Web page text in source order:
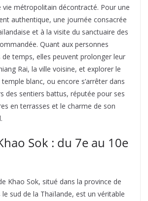
vie métropolitain décontracté. Pour une
authentique, une journée consacrée
et à la visite du sanctuaire des
Quant aux personnes
de temps, elles peuvent prolonger leur
Rai, la ville voisine, et explorer le
temple blanc, ou encore s’arrêter dans
des sentiers battus, réputée pour ses
en terrasses et le charme de son
Sok : du 7e au 10e
Khao Sok, situé dans la province de
sud de la Thaïlande, est un véritable